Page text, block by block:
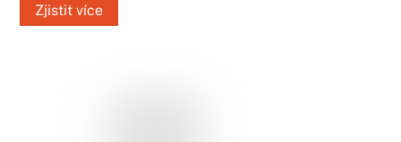
Zjistit více